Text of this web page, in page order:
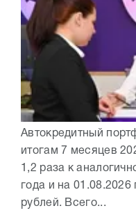
Автокредитный
итогам 7 месяцев
1,2 раза к
года и на
рублей. Всего...